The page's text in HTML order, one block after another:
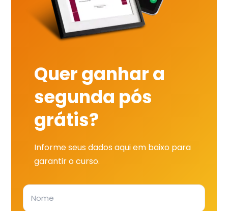
Quer ganhar a
segunda pós
grátis?
Informe seus dados aqui em baixo para
garantir o curso.